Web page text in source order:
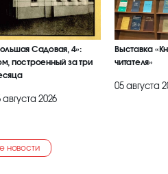
Садовая, 4»:
построенный за три
августа 2026
Выставка
читателя»
05 августа
новости